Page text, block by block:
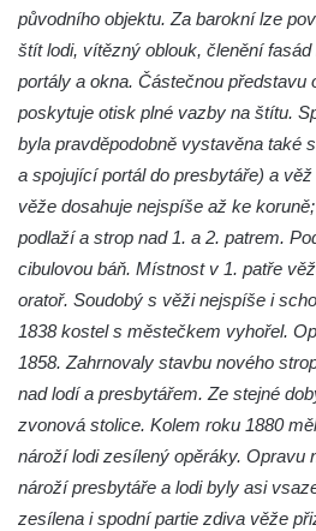
svázán a ze zahrady vyhnán
Křížová cesta Římov – VII. kaple –
Jidášovo
Křížová cesta Římov – VI. kaple –
hora (Getsemanská zahrada)
Křížová cesta Římov – V. kaple –
duše
Křížová cesta Římov – IV. kaple –
Křížová cesta Římov – III. kaple –
brána
Křížová cesta Římov – II. kaple –
večeře Páně
Křížová cesta Římov – I. kaple –
Ježíše s Pannou Marií
Márnice na hřbitově v Římově
původního objektu. Za barokní lze
štít lodi, vítězný oblouk, členění
portály a okna. Částečnou představu
poskytuje otisk plné vazby na štítu.
byla pravděpodobně vystavěna také
a spojující portál do presbytáře) a
věže dosahuje nejspíše až ke
podlaží a strop nad 1. a 2. patrem.
cibulovou báň. Místnost v 1. patře
oratoř. Soudobý s věži nejspíše i
1838 kostel s městečkem vyhořel.
1858. Zahrnovaly stavbu nového
nad lodí a presbytářem. Ze stejné
zvonová stolice. Kolem roku 1880
nároží lodi zesílený opěráky. Opravu
nároží presbytáře a lodi byly asi
zesílena i spodní partie zdiva věže